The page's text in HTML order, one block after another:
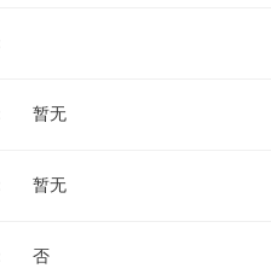
暂无
暂无
否